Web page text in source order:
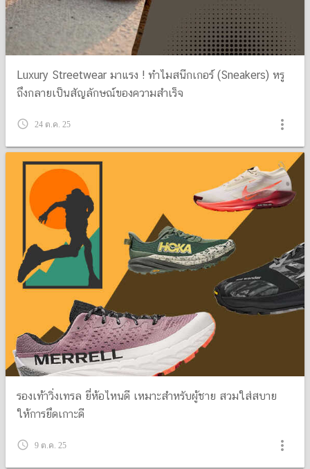
Luxury Streetwear มาแรง ! ทำไมสนีกเกอร์ (Sneakers) หรู
ถึงกลายเป็นสัญลักษณ์ของความสำเร็จ
query_builder 24 ต.ค. 25 more_vert
รองเท้าวิ่งเทรล ยี่ห้อไหนดี เหมาะสำหรับผู้ชาย สวมใส่สบาย
ให้การยึดเกาะดี
query_builder 9 ต.ค. 25 more_vert